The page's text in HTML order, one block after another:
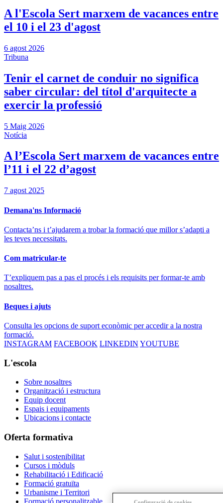
A l'Escola Sert marxem de vacances entre
el 10 i el 23 d'agost
6 agost 2026
Tribuna
Tenir el carnet de conduir no significa
saber circular: del títol d'arquitecte a
exercir la professió
5 Maig 2026
Notícia
A l’Escola Sert marxem de vacances entre
l’11 i el 22 d’agost
7 agost 2025
Demana'ns Informació
Contacta’ns i t’ajudarem a trobar la formació que millor s’adapti a
les teves necessitats.
Com matricular-te
T’expliquem pas a pas el procés i els requisits per formar-te amb
nosaltres.
Beques i ajuts
Consulta les opcions de suport econòmic per accedir a la nostra
formació.
INSTAGRAM FACEBOOK LINKEDIN YOUTUBE
L'escola
Sobre nosaltres
Organització i estructura
Equip docent
Espais i equipaments
Ubicacions i contacte
Oferta formativa
Salut i sostenibilitat
Cursos i mòduls
Rehabilitació i Edificació
Formació gratuïta
Urbanisme i Territori
Formació personalitzable
Configuració de cookies